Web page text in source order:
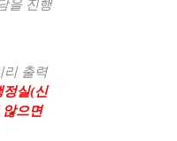
을 진행
리 출력
정실(신
으면